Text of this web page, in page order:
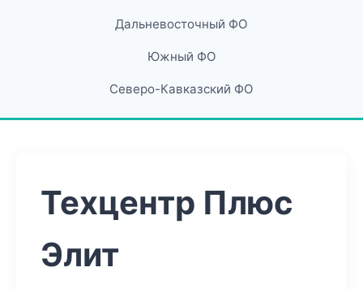
Дальневосточный ФО
Южный ФО
Северо-Кавказский ФО
Техцентр Плюс
Элит